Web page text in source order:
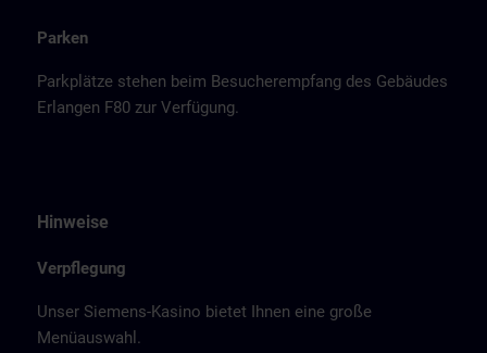
Parken
Parkplätze stehen beim Besucherempfang des Gebäudes
Erlangen F80 zur Verfügung.
Hinweise
Verpflegung
Unser Siemens-Kasino bietet Ihnen eine große
Menüauswahl.